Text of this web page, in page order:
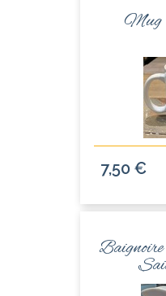
Mug
7,50 €